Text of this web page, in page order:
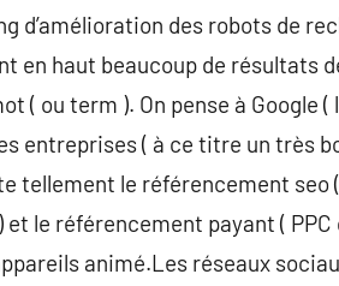
d’amélioration des robots de
en haut beaucoup de résultats
( ou term ). On pense à Google
entreprises ( à ce titre un très
tellement le référencement seo
le référencement payant (
animé.Les réseaux